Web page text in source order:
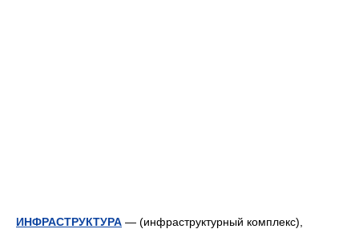
ИНФРАСТРУКТУРА — (инфраструктурный комплекс),